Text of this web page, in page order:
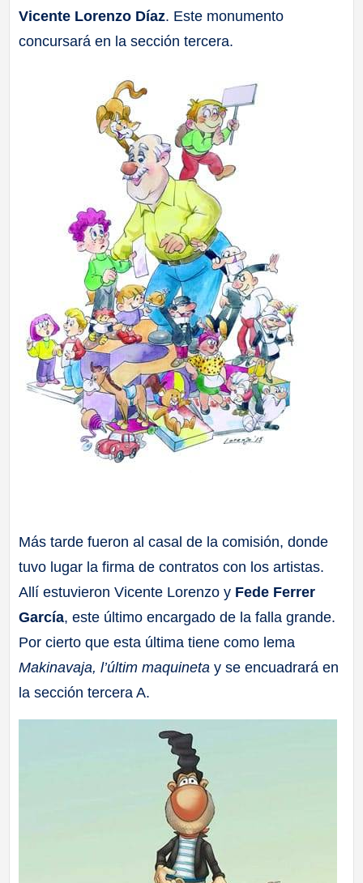
Vicente Lorenzo Díaz. Este monumento
concursará en la sección tercera.
Más tarde fueron al casal de la comisión, donde
tuvo lugar la firma de contratos con los artistas.
Allí estuvieron Vicente Lorenzo y Fede Ferrer
García, este último encargado de la falla grande.
Por cierto que esta última tiene como lema
Makinavaja, l’últim maquineta y se encuadrará en
la sección tercera A.